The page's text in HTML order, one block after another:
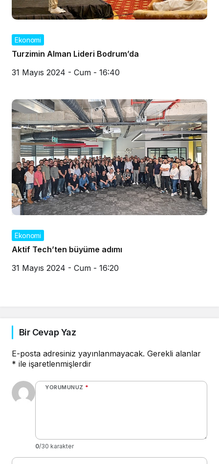
Ekonomi
Turzimin Alman Lideri Bodrum’da
31 Mayıs 2024 - Cum - 16:40
Ekonomi
Aktif Tech’ten büyüme adımı
31 Mayıs 2024 - Cum - 16:20
Bir Cevap Yaz
E-posta adresiniz yayınlanmayacak. Gerekli alanlar
* ile işaretlenmişlerdir
YORUMUNUZ *
0/30 karakter